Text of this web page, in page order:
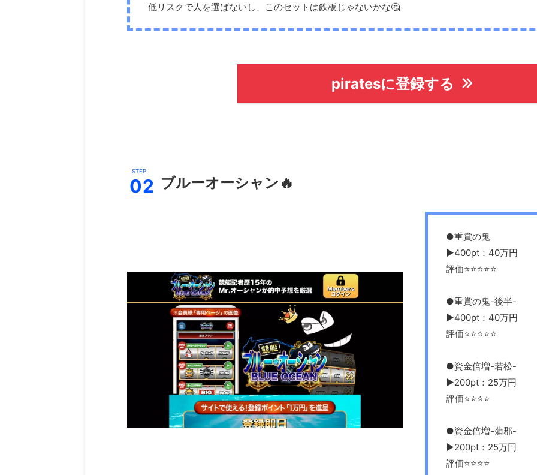
低リスクで人を選ばないし、このセットは鉄板じゃないかな🤔
piratesに登録する
ブルーオーシャン 🔥
●重賞の鬼
▶︎400pt：40万円
評価⭐️⭐️⭐️⭐️⭐️
●重賞の鬼-後半-
▶︎400pt：40万円
評価⭐️⭐️⭐️⭐️⭐️
●資金倍増-若松-
▶︎200pt：25万円
評価⭐️⭐️⭐️⭐️
●資金倍増-蒲郡-
▶︎200pt：25万円
評価⭐️⭐️⭐️⭐️